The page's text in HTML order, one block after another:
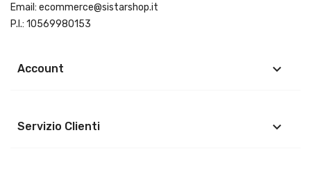
Email: ecommerce@sistarshop.it
P.I.: 10569980153
Account keyboard_arrow_down
Servizio Clienti keyboard_arrow_down